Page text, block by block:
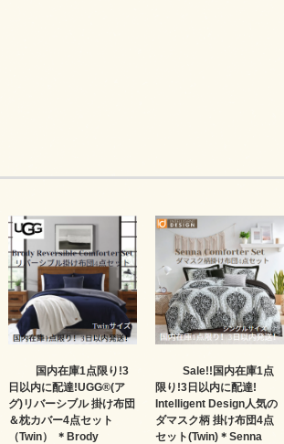
国内在庫1点限り!3
日以内に配達!UGG®(ア
グ)リバーシブル 掛け布団
＆枕カバー4点セット
（Twin） ＊Brody
Sale!!国内在庫1点
限り!3日以内に配達!
Intelligent Design人気の
ダマスク柄 掛け布団4点
セット(Twin)＊Senna